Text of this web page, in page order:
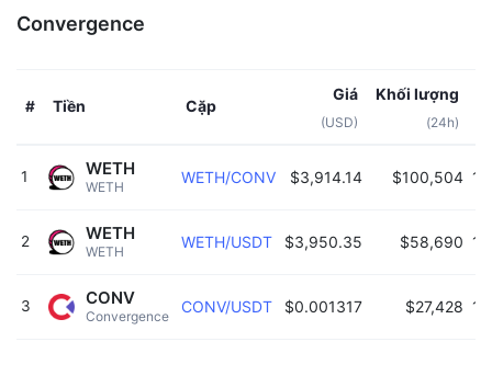
Convergence
# Tiền Cặp
Giá
(USD)
Khối lượng
(24h)
1
WETH
WETH WETH/CONV $3,914.14 $100,504
2
WETH
WETH WETH/USDT $3,950.35 $58,690
3
Convergence
CONV CONV/USDT $0.001317 $27,428